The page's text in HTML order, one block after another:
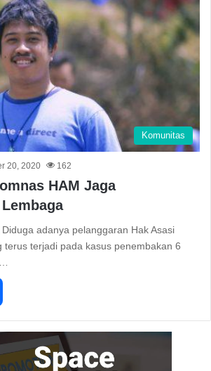
Komunitas
20, 2020 162
HAM Jaga
adanya pelanggaran Hak Asasi
terus terjadi pada kasus penembakan 6